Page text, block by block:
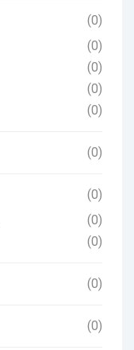
(0)
(0)
(0)
(0)
(0)
(0)
(0)
(0)
(0)
(0)
(0)